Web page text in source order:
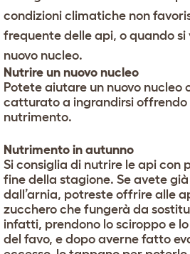
condizioni climatiche non
frequente delle api, o quando
nuovo nucleo.
Nutrire un nuovo nucleo
Potete aiutare un nuovo nucleo
catturato a ingrandirsi offrendo
nutrimento.
Nutrimento in autunno
Si consiglia di nutrire le api con
fine della stagione. Se avete
dall’arnia, potreste offrire alle
zucchero che fungerà da
infatti, prendono lo sciroppo e
del favo, e dopo averne fatto